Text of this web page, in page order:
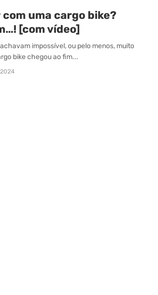
uma cargo bike?
[com vídeo]
impossível, ou pelo menos, muito
bike chegou ao fim...